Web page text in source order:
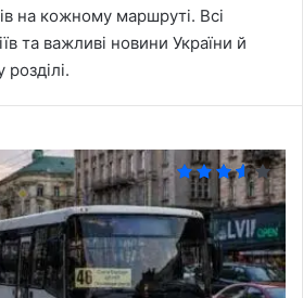
на кожному маршруті. Всі
та важливі новини України й